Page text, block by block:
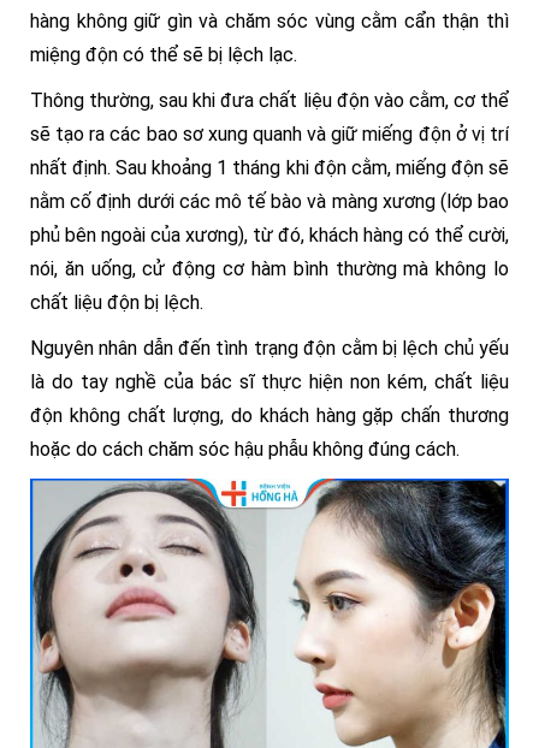
hàng không giữ gìn và chăm sóc vùng cằm cẩn thận thì
miệng độn có thể sẽ bị lệch lạc.
Thông thường, sau khi đưa chất liệu độn vào cằm, cơ thể
sẽ tạo ra các bao sơ xung quanh và giữ miếng độn ở vị trí
nhất định. Sau khoảng 1 tháng khi độn cằm, miếng độn sẽ
nằm cố định dưới các mô tế bào và màng xương (lớp bao
phủ bên ngoài của xương), từ đó, khách hàng có thể cười,
nói, ăn uống, cử động cơ hàm bình thường mà không lo
chất liệu độn bị lệch.
Nguyên nhân dẫn đến tình trạng độn cằm bị lệch chủ yếu
là do tay nghề của bác sĩ thực hiện non kém, chất liệu
độn không chất lượng, do khách hàng gặp chấn thương
hoặc do cách chăm sóc hậu phẫu không đúng cách.